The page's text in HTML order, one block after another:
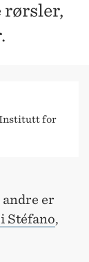
rørsler,
Institutt for
er
Stéfano,